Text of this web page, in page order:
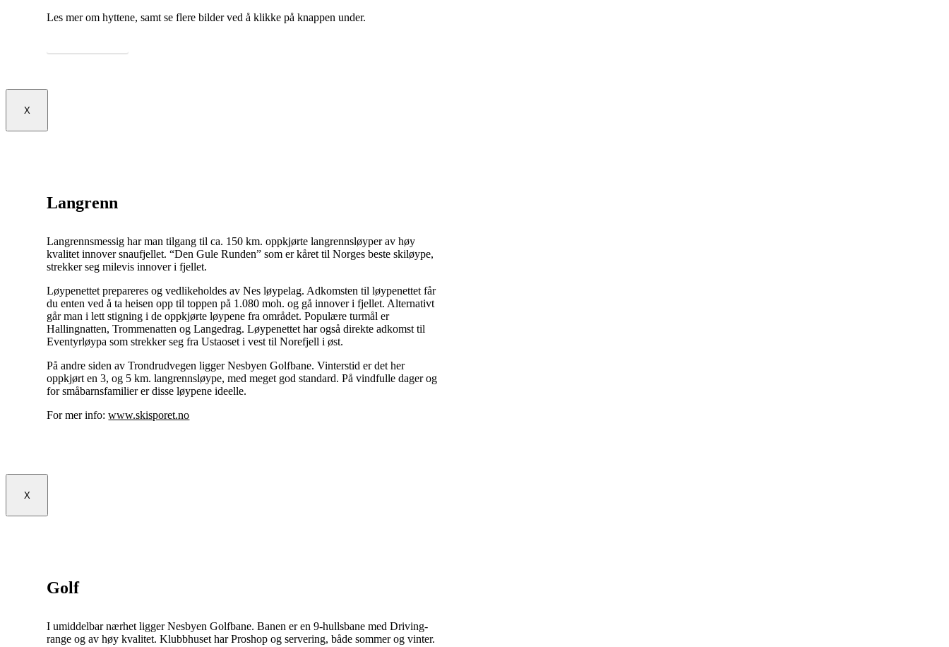
Les mer om hyttene, samt se flere bilder ved å klikke på knappen under.
X
Langrenn
Langrennsmessig har man tilgang til ca. 150 km. oppkjørte langrennsløyper av høy
kvalitet innover snaufjellet. “Den Gule Runden” som er kåret til Norges beste skiløype,
strekker seg milevis innover i fjellet.
Løypenettet prepareres og vedlikeholdes av Nes løypelag. Adkomsten til løypenettet får
du enten ved å ta heisen opp til toppen på 1.080 moh. og gå innover i fjellet. Alternativt
går man i lett stigning i de oppkjørte løypene fra området. Populære turmål er
Hallingnatten, Trommenatten og Langedrag. Løypenettet har også direkte adkomst til
Eventyrløypa som strekker seg fra Ustaoset i vest til Norefjell i øst.
På andre siden av Trondrudvegen ligger Nesbyen Golfbane. Vinterstid er det her
oppkjørt en 3, og 5 km. langrennsløype, med meget god standard. På vindfulle dager og
for småbarnsfamilier er disse løypene ideelle.
For mer info:www.skisporet.no
X
Golf
I umiddelbar nærhet ligger Nesbyen Golfbane. Banen er en 9-hullsbane med Driving-
range og av høy kvalitet. Klubbhuset har Proshop og servering, både sommer og vinter.